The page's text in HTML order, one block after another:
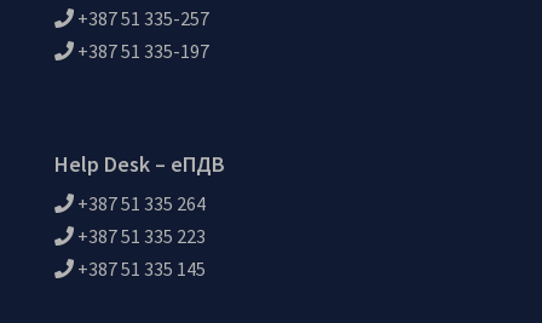
+387 51 335-257
+387 51 335-197
Help Desk – еПДВ
+387 51 335 264
+387 51 335 223
+387 51 335 145